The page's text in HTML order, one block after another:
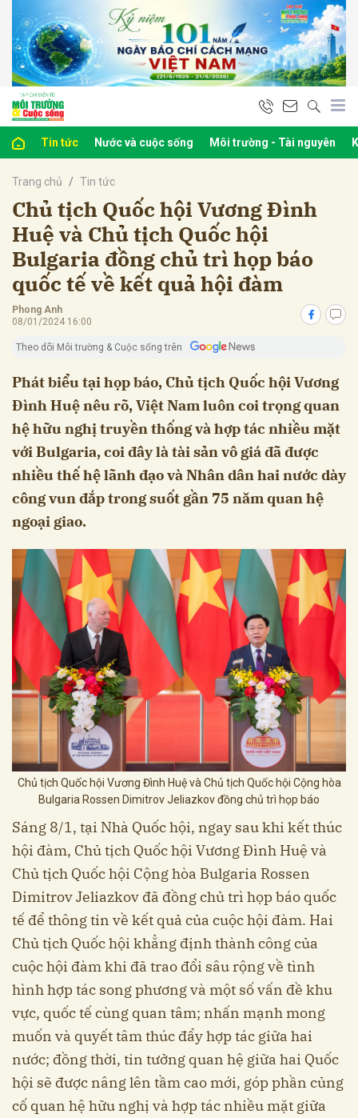
Tin tức Nước và cuộc sống Môi trường - Tài nguyên
Trang chủ Tin tức
Chủ tịch Quốc hội Vương Đình
Huệ và Chủ tịch Quốc hội
Bulgaria đồng chủ trì họp báo
quốc tế về kết quả hội đàm
Phong Anh
08/01/2024 16:00
Theo dõi Môi trường & Cuộc sống trên
Phát biểu tại họp báo, Chủ tịch Quốc hội Vương
Đình Huệ nêu rõ, Việt Nam luôn coi trọng quan
hệ hữu nghị truyền thống và hợp tác nhiều mặt
với Bulgaria, coi đây là tài sản vô giá đã được
nhiều thế hệ lãnh đạo và Nhân dân hai nước dày
công vun đắp trong suốt gần 75 năm quan hệ
ngoại giao.
Chủ tịch Quốc hội Vương Đình Huệ và Chủ tịch Quốc hội Cộng hòa
Bulgaria Rossen Dimitrov Jeliazkov đồng chủ trì họp báo
Sáng 8/1, tại Nhà Quốc hội, ngay sau khi kết thúc
hội đàm, Chủ tịch Quốc hội Vương Đình Huệ và
Chủ tịch Quốc hội Cộng hòa Bulgaria Rossen
Dimitrov Jeliazkov đã đồng chủ trì họp báo quốc
tế để thông tin về kết quả của cuộc hội đàm. Hai
Chủ tịch Quốc hội khẳng định thành công của
cuộc hội đàm khi đã trao đổi sâu rộng về tình
hình hợp tác song phương và một số vấn đề khu
vực, quốc tế cùng quan tâm; nhấn mạnh mong
muốn và quyết tâm thúc đẩy hợp tác giữa hai
nước; đồng thời, tin tưởng quan hệ giữa hai Quốc
hội sẽ được nâng lên tầm cao mới, góp phần củng
cố quan hệ hữu nghị và hợp tác nhiều mặt giữa
luận
Hủy